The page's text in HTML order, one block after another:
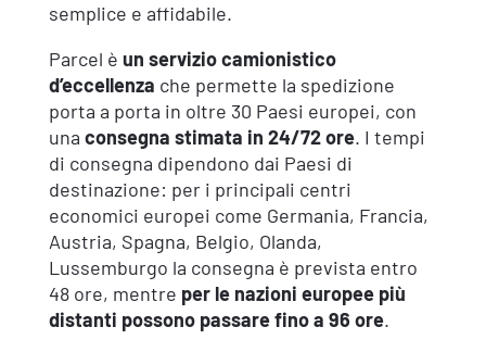
semplice e affidabile.
Parcel è un servizio camionistico
d’eccellenza che permette la spedizione
porta a porta in oltre 30 Paesi europei, con
una consegna stimata in 24/72 ore. I tempi
di consegna dipendono dai Paesi di
destinazione: per i principali centri
economici europei come Germania, Francia,
Austria, Spagna, Belgio, Olanda,
Lussemburgo la consegna è prevista entro
48 ore, mentre per le nazioni europee più
distanti possono passare fino a 96 ore.